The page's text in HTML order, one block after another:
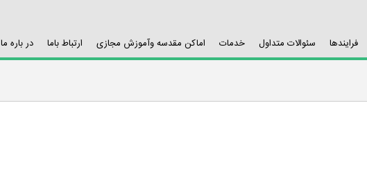
فرایندها سئوالات متداول خدمات اماکن مقدسه وآموزش مجازی ارتباط باما در باره ما